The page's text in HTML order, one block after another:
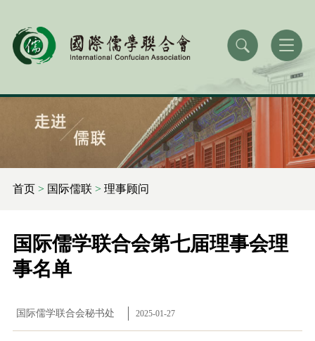
首页> 国际儒联 > 理事顾问
国际儒学联合会第七届理事会理
事名单
国际儒学联合会秘书处 2025-01-27